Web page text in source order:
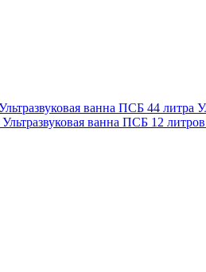
ванна ПСБ 44 литра
Ультразвуковая ванна ПСБ 12 литров